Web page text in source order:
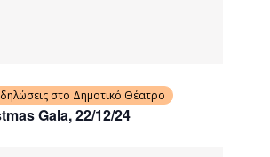
Gala, 22/12/24
στο Δημοτικό Θέατρο